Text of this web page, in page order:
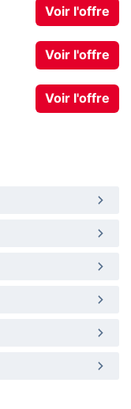
Voir l'offre
Voir l'offre
Voir l'offre